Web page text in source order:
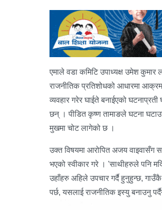
एमाले वडा कमिटि उपाध्यक्ष उमेश कुमार
राजनीतिक प्रतिशोधको आधारमा
व्यवहार गरेर घाईते बनाईएको
छन् । पीडित कृष्ण तामाङले घटना
मुखमा चोट लागेको छ ।
उक्त विषयमा आरोपित अजय वाइवासँग
भएको स्वीकार गरे । 'साथीहरुले पनि
उहाँहरु अहिले उपचार गर्दै हुनुहुन्छ,
पर्छ, यसलाई राजनीतिक इस्यु बनाउनु